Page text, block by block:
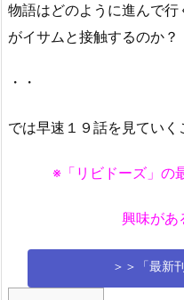
物語はどのように進んで
がイサムと接触するのか？
・・
では早速１９話を見ていく
※「リビドーズ」の
興味があ
＞＞「最新